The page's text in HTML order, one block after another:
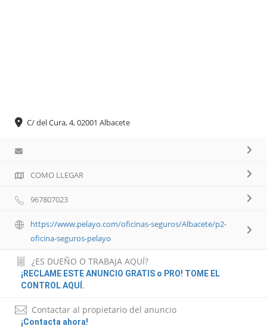
C/ del Cura, 4, 02001 Albacete
COMO LLEGAR
967807023
https://www.pelayo.com/oficinas-seguros/Albacete/p2-
oficina-seguros-pelayo
¿ES DUEÑO O TRABAJA AQUÍ?
¡RECLAME ESTE ANUNCIO GRATIS o PRO! TOME EL
CONTROL AQUÍ.
Contactar al propietario del anuncio
¡Contacta ahora!